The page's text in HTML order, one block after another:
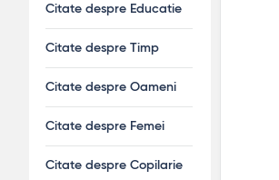
Citate despre Educatie
Citate despre Timp
Citate despre Oameni
Citate despre Femei
Citate despre Copilarie